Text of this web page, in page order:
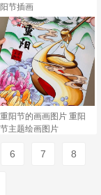
阳节插画
重阳节的画画图片 重阳
节主题绘画图片
6 7 8